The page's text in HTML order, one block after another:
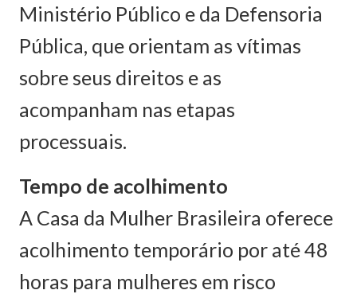
Ministério Público e da Defensoria
Pública, que orientam as vítimas
sobre seus direitos e as
acompanham nas etapas
processuais.
Tempo de acolhimento
A Casa da Mulher Brasileira oferece
acolhimento temporário por até 48
horas para mulheres em risco